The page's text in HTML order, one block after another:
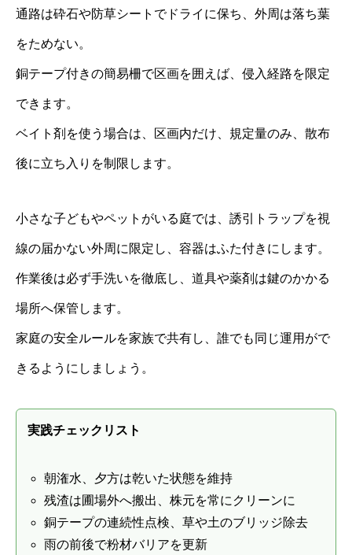
通路は砕石や防草シートでドライに保ち、外周は落ち葉
をためない。
銅テープ付きの簡易柵で区画を囲えば、侵入経路を限定
できます。
ベイト剤を使う場合は、区画内だけ、規定量のみ、散布
後に立ち入りを制限します。
小さな子どもやペットがいる庭では、誘引トラップを視
線の届かない外周に限定し、容器はふた付きにします。
作業後は必ず手洗いを徹底し、道具や薬剤は鍵のかかる
場所へ保管します。
家庭の安全ルールを家族で共有し、誰でも同じ運用がで
きるようにしましょう。
実践チェックリスト
朝潅水、夕方は乾いた状態を維持
残渣は圃場外へ搬出、株元を常にクリーンに
銅テープの連続性点検、草や土のブリッジ除去
雨の前後で粉材バリアを更新